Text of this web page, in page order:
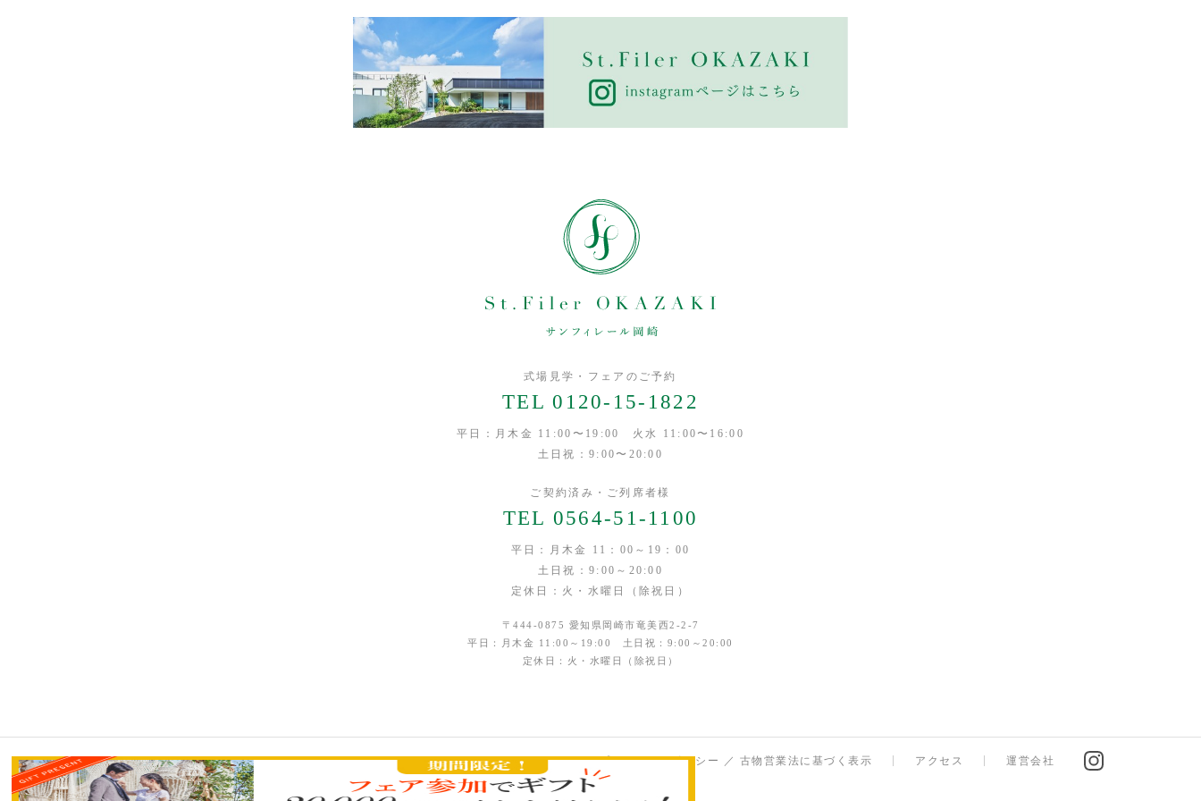
式場見学・フェアのご予約
TEL 0120-15-1822
平日：月木金 11:00〜19:00 火水 11:00〜16:00
土日祝：9:00〜20:00
ご契約済み・ご列席者様
TEL 0564-51-1100
平日：月木金 11：00～19：00
土日祝：9:00～20:00
定休日：火・水曜日（除祝日）
〒444-0875 愛知県岡崎市竜美西2-2-7
平日：月木金 11:00～19:00 土日祝：9:00～20:00
定休日：火・水曜日（除祝日）
プライバシーポリシー ／ 古物営業法に基づく表示 アクセス 運営会社
Copyright © 2019 St.Filer OKAZAKI